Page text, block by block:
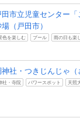
田市立児童センター
場（戸田市）
色を楽しむ プール 雨の日も楽
神社・つきじんじゃ（
社・寺院 パワースポット 天照